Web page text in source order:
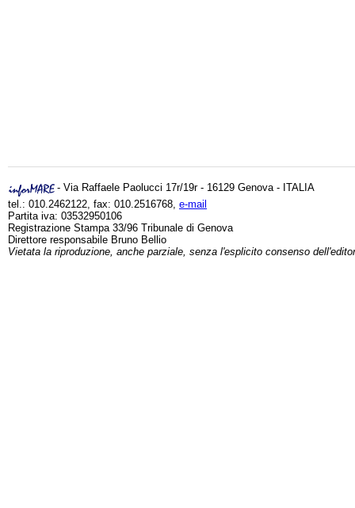
- Via Raffaele Paolucci 17r/19r - 16129 Genova - ITALIA
tel.: 010.2462122, fax: 010.2516768, e-mail
Partita iva: 03532950106
Registrazione Stampa 33/96 Tribunale di Genova
Direttore responsabile Bruno Bellio
Vietata la riproduzione, anche parziale, senza l'esplicito consenso